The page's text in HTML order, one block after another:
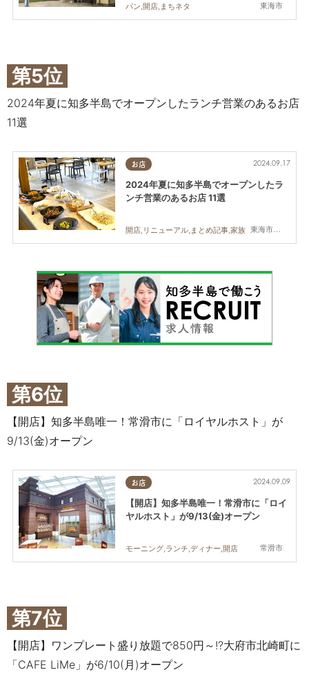
東海市
パン,開店,まちネタ
第5位
2024年夏に知多半島でオープンしたランチ営業のあるお店
11選
お店
東海市,大府市,知多市,東浦町,半田市,常滑市,美浜町
2024.09.17
2024年夏に知多半島でオープンしたラ
ンチ営業のあるお店 11選
開店,リニューアル,まとめ記事,家族
第6位
【開店】知多半島唯一！常滑市に「ロイヤルホスト」が
9/13(金)オープン
お店
常滑市
2024.09.09
【開店】知多半島唯一！常滑市に「ロイ
ヤルホスト」が9/13(金)オープン
モーニング,ランチ,ディナー,開店
第7位
【開店】ワンプレート盛り放題で850円～!?大府市北崎町に
「CAFE LiMe」が6/10(月)オープン